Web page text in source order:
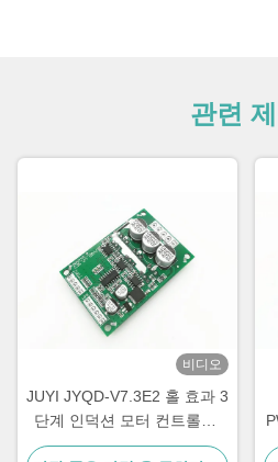
관련
비디오
JUYI JYQD-V7.3E2 홀 효과 3
단계 인덕션 모터 컨트롤러,
15A 브러시리스 DC 모터 드